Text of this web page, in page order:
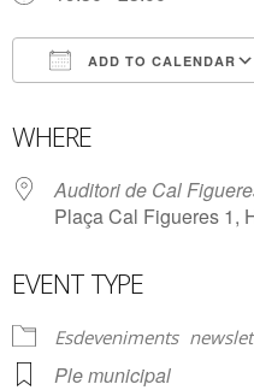
ADD TO CALENDAR
WHERE
Auditori de Cal
Plaça Cal Figueres 1,
EVENT TYPE
Esdeveniments
Ple municipal